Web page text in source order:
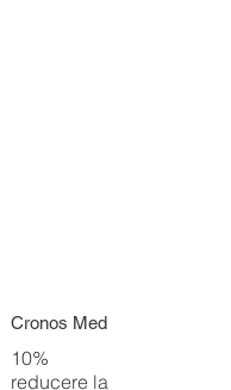
Cronos Med
10%
reducere la